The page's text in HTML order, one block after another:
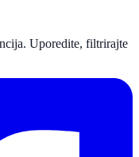
Uporedite, filtrirajte